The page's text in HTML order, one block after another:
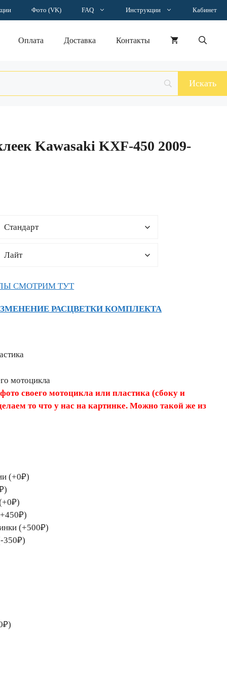
Фото (VK) FAQ Инструкции Кабинет
Оплата Доставка Контакты
Kawasaki KXF-450 2009-
СМОТРИМ ТУТ
РАСЦВЕТКИ КОМПЛЕКТА
мотоцикла
своего мотоцикла или пластика (сбоку и
то что у нас на картинке. Можно такой же из
(+0₽)
(+500₽)
350₽)
18020 ₽